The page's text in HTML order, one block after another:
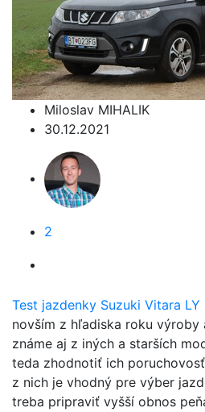
Miloslav MIHALIK
30.12.2021
2
Test jazdenky Suzuki Vitara LY
novším z hľadiska roku výroby
známe aj z iných a starších
teda zhodnotiť ich
z nich je vhodný pre výber
treba pripraviť vyšší obnos